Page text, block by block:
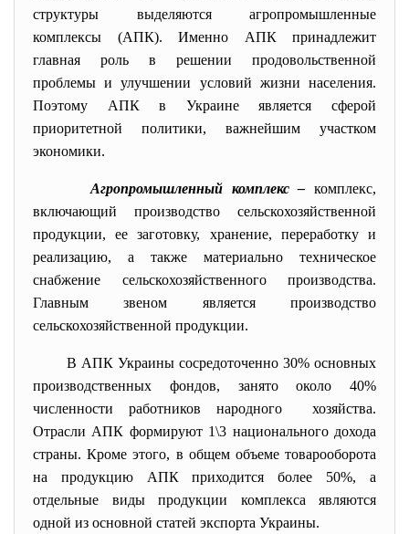
структуры выделяются агропромышленные
комплексы (АПК). Именно АПК принадлежит
главная роль в решении продовольственной
проблемы и улучшении условий жизни населения.
Поэтому АПК в Украине является сферой
приоритетной политики, важнейшим участком
экономики.
Агропромышленный комплекс – комплекс,
включающий производство сельскохозяйственной
продукции, ее заготовку, хранение, переработку и
реализацию, а также материально техническое
снабжение сельскохозяйственного производства.
Главным звеном является производство
сельскохозяйственной продукции.
В АПК Украины сосредоточенно 30% основных
производственных фондов, занято около 40%
численности работников народного хозяйства.
Отрасли АПК формируют 1\3 национального дохода
страны. Кроме этого, в общем объеме товарооборота
на продукцию АПК приходится более 50%, а
отдельные виды продукции комплекса являются
одной из основной статей экспорта Украины.